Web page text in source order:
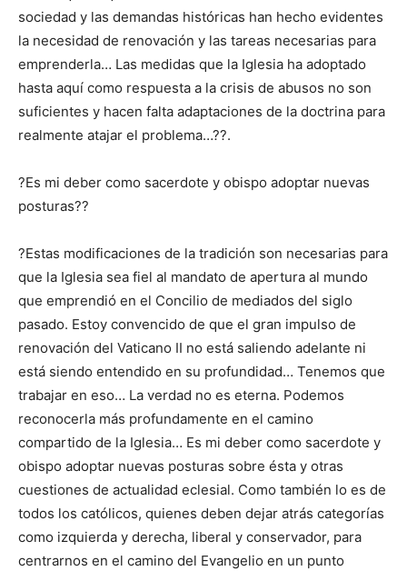
sociedad y las demandas históricas han hecho evidentes
la necesidad de renovación y las tareas necesarias para
emprenderla… Las medidas que la Iglesia ha adoptado
hasta aquí como respuesta a la crisis de abusos no son
suficientes y hacen falta adaptaciones de la doctrina para
realmente atajar el problema…??.
?Es mi deber como sacerdote y obispo adoptar nuevas
posturas??
?Estas modificaciones de la tradición son necesarias para
que la Iglesia sea fiel al mandato de apertura al mundo
que emprendió en el Concilio de mediados del siglo
pasado. Estoy convencido de que el gran impulso de
renovación del Vaticano II no está saliendo adelante ni
está siendo entendido en su profundidad… Tenemos que
trabajar en eso… La verdad no es eterna. Podemos
reconocerla más profundamente en el camino
compartido de la Iglesia… Es mi deber como sacerdote y
obispo adoptar nuevas posturas sobre ésta y otras
cuestiones de actualidad eclesial. Como también lo es de
todos los católicos, quienes deben dejar atrás categorías
como izquierda y derecha, liberal y conservador, para
centrarnos en el camino del Evangelio en un punto